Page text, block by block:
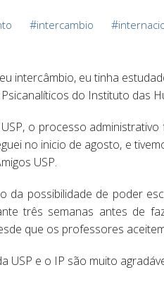
#intercambio #
intercâmbio, eu tinha
do Instituto das
o processo
no inicio de agosto, e
USP.
da possibilidade de poder
três semanas antes de
que os professores
USP e o IP são muito